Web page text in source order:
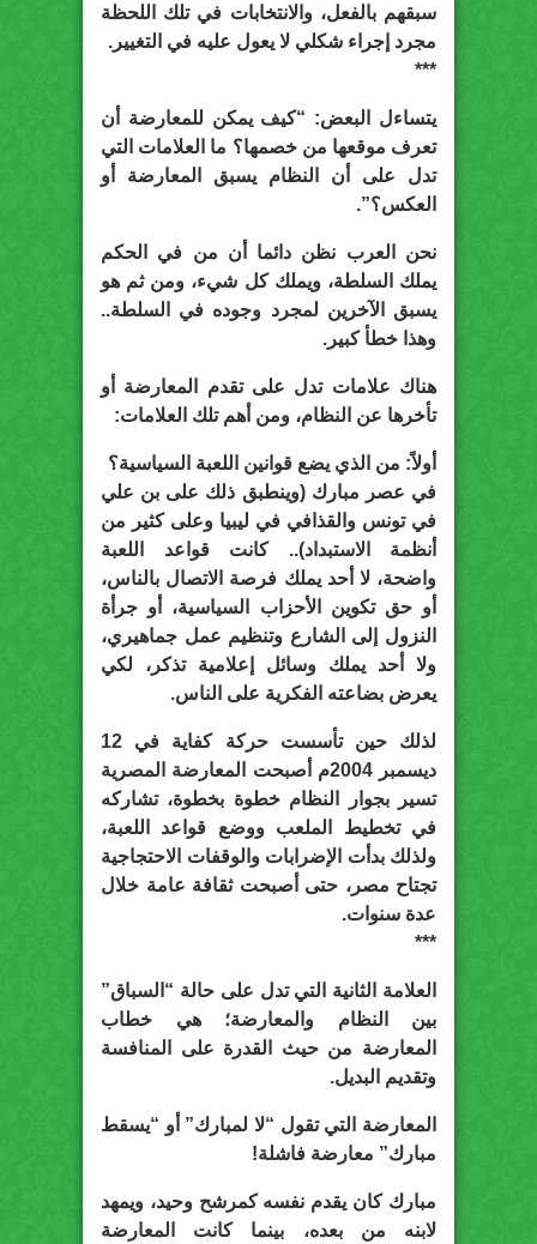
سبقهم بالفعل، والانتخابات في تلك اللحظة
مجرد إجراء شكلي لا يعول عليه في التغيير.
***
يتساءل البعض: “كيف يمكن للمعارضة أن
تعرف موقعها من خصمها؟ ما العلامات التي
تدل على أن النظام يسبق المعارضة أو
العكس؟”.
نحن العرب نظن دائما أن من في الحكم
يملك السلطة، ويملك كل شيء، ومن ثم هو
يسبق الآخرين لمجرد وجوده في السلطة..
وهذا خطأ كبير.
هناك علامات تدل على تقدم المعارضة أو
تأخرها عن النظام، ومن أهم تلك العلامات:
أولاً: من الذي يضع قوانين اللعبة السياسية؟
في عصر مبارك (وينطبق ذلك على بن علي
في تونس والقذافي في ليبيا وعلى كثير من
أنظمة الاستبداد).. كانت قواعد اللعبة
واضحة، لا أحد يملك فرصة الاتصال بالناس،
أو حق تكوين الأحزاب السياسية، أو جرأة
النزول إلى الشارع وتنظيم عمل جماهيري،
ولا أحد يملك وسائل إعلامية تذكر، لكي
يعرض بضاعته الفكرية على الناس.
لذلك حين تأسست حركة كفاية في 12
ديسمبر 2004م أصبحت المعارضة المصرية
تسير بجوار النظام خطوة بخطوة، تشاركه
في تخطيط الملعب ووضع قواعد اللعبة،
ولذلك بدأت الإضرابات والوقفات الاحتجاجية
تجتاح مصر، حتى أصبحت ثقافة عامة خلال
عدة سنوات.
***
العلامة الثانية التي تدل على حالة “السباق”
بين النظام والمعارضة؛ هي خطاب
المعارضة من حيث القدرة على المنافسة
وتقديم البديل.
المعارضة التي تقول “لا لمبارك” أو “يسقط
مبارك” معارضة فاشلة!
مبارك كان يقدم نفسه كمرشح وحيد، ويمهد
لابنه من بعده، بينما كانت المعارضة